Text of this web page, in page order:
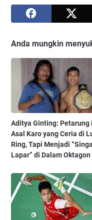
Anda mungkin
Aditya Ginting: Petarung
Asal Karo yang Ceria di
Ring, Tapi Menjadi “Singa
Lapar” di Dalam Oktagon